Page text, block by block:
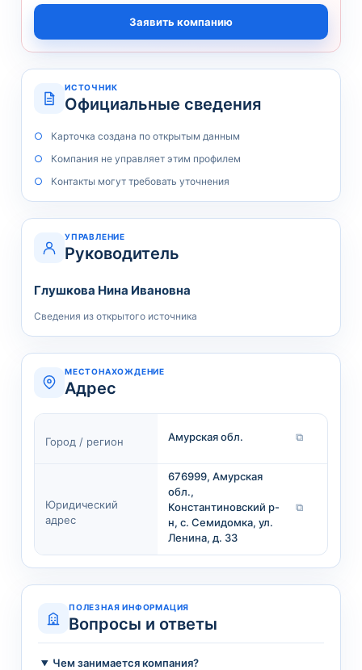
Заявить компанию
ИСТОЧНИК
Официальные сведения
Карточка создана по открытым данным
Компания не управляет этим профилем
Контакты могут требовать уточнения
УПРАВЛЕНИЕ
Руководитель
Глушкова Нина Ивановна
Сведения из открытого источника
МЕСТОНАХОЖДЕНИЕ
Адрес
Город / регион Амурская обл. ⧉
Юридический
адрес
676999, Амурская
обл.,
Константиновский р-
н, с. Семидомка, ул.
Ленина, д. 33
⧉
ПОЛЕЗНАЯ ИНФОРМАЦИЯ
Вопросы и ответы
Чем занимается компания?